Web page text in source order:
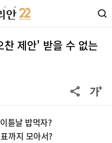
제안' 받을 수 없는
튿날 밥먹자?
까지 모아서?